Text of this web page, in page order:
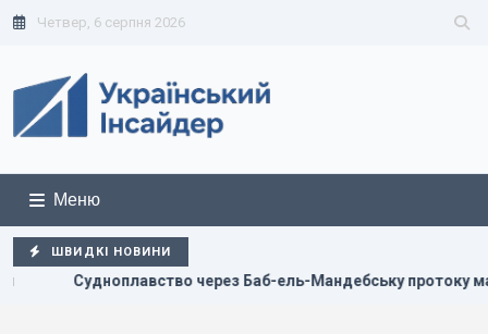
Четвер, 6 серпня 2026
Меню
ШВИДКІ НОВИНИ
Мандебську протоку майже повністю зупинилося, – Reuters